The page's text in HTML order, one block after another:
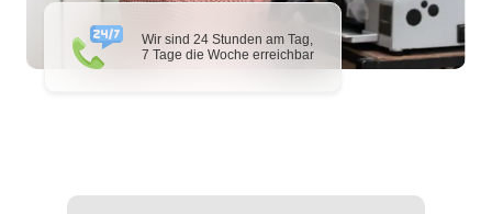
Wir sind 24 Stunden am Tag,
7 Tage die Woche erreichbar